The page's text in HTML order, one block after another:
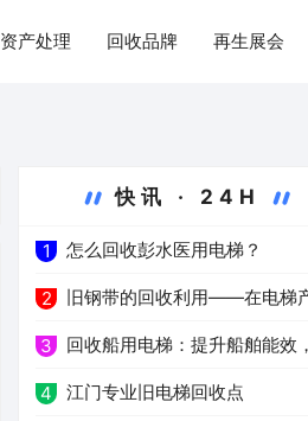
资产处理 回收品牌 再生展会
快讯 · 24H
1 怎么回收彭水医用电梯？
2 旧钢带的回收利用——在电梯
中的重要作用
3 回收船用电梯：提升船舶能效
少能源消耗
4 江门专业旧电梯回收点